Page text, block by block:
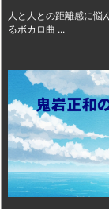
人と人との距離感に悩
るボカロ曲 ...